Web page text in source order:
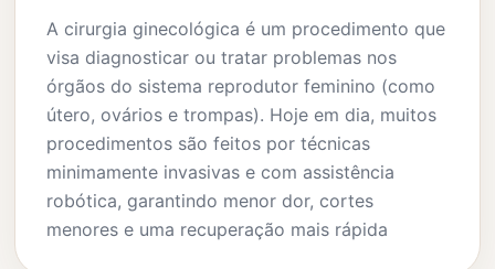
A cirurgia ginecológica é um procedimento que
visa diagnosticar ou tratar problemas nos
órgãos do sistema reprodutor feminino (como
útero, ovários e trompas). Hoje em dia, muitos
procedimentos são feitos por técnicas
minimamente invasivas e com assistência
robótica, garantindo menor dor, cortes
menores e uma recuperação mais rápida